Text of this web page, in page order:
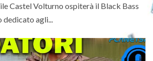
Castel Volturno ospiterà il Black Bass
dedicato agli...